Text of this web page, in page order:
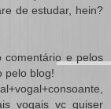
de estudar, hein?
comentário e pelos
pelo blog!
vogais vc quiser